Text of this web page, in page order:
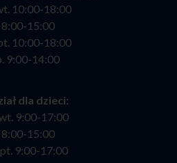
10:00-18:00
8:00-15:00
10:00-18:00
9:00-14:00
dla dzieci:
9:00-17:00
8:00-15:00
9:00-17:00